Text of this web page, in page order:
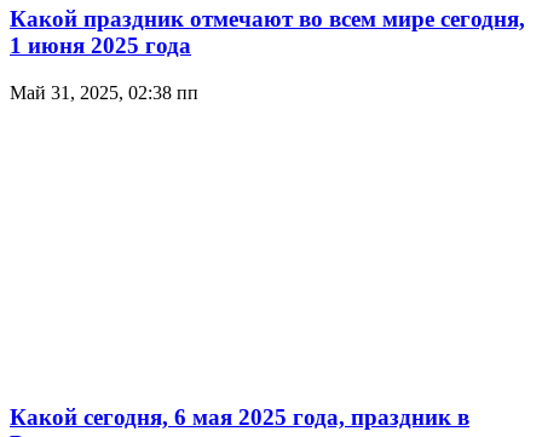
Какой праздник отмечают во всем мире сегодня,
1 июня 2025 года
Май 31, 2025, 02:38 пп
Какой сегодня, 6 мая 2025 года, праздник в